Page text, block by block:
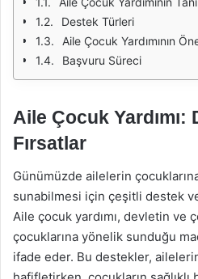
Destek Türleri
Aile Çocuk Yardımının
Başvuru Süreci
Aile Çocuk Yardımı:
Fırsatlar
Günümüzde ailelerin
sunabilmesi için çeşitli destek
Aile çocuk yardımı, devletin ve
çocuklarına yönelik sunduğu
ifade eder. Bu destekler,